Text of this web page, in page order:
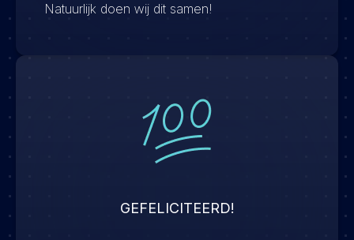
Natuurlijk doen wij dit samen!
GEFELICITEERD!